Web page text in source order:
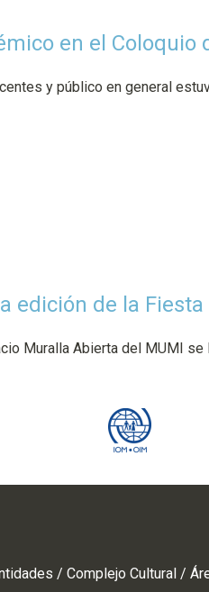
en el
y público en general
edición de la
Muralla Abierta del MUMI
/ Complejo Cultural /